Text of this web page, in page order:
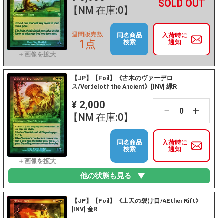
【NM 在庫:0】
－ +
入荷時に
通知
週間販売数
1点
同名商品
検索
【JP】【Foil】《古木のヴァーデロ
ス/Verdeloth the Ancient》[INV] 緑R
¥ 2,000
【NM 在庫:0】
－ +
入荷時に
通知
同名商品
検索
他の状態も見る
【JP】【Foil】《上天の裂け目/AEther Rift》
[INV] 金R